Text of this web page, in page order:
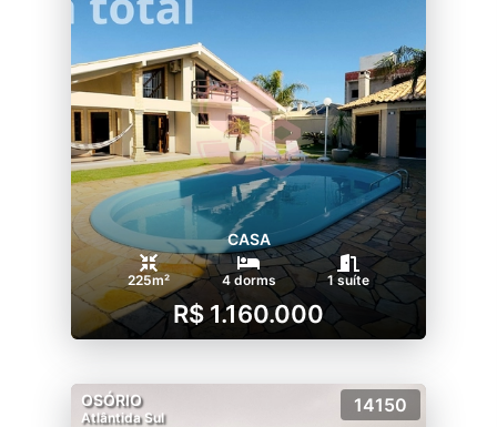
CASA
225m² 4 dorms 1 suíte
R$ 1.160.000
OSÓRIO
Atlântida Sul
14150